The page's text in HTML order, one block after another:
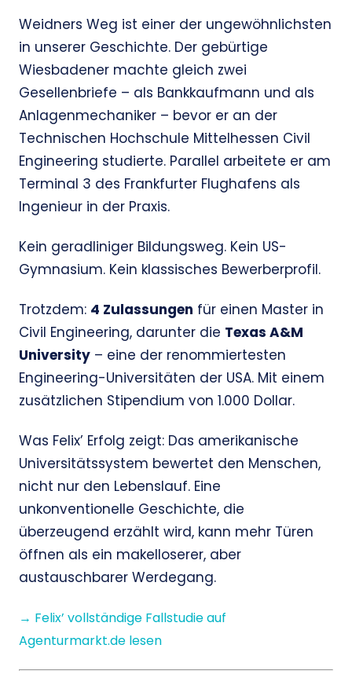
Weidners Weg ist einer der ungewöhnlichsten
in unserer Geschichte. Der gebürtige
Wiesbadener machte gleich zwei
Gesellenbriefe – als Bankkaufmann und als
Anlagenmechaniker – bevor er an der
Technischen Hochschule Mittelhessen Civil
Engineering studierte. Parallel arbeitete er am
Terminal 3 des Frankfurter Flughafens als
Ingenieur in der Praxis.
Kein geradliniger Bildungsweg. Kein US-
Gymnasium. Kein klassisches Bewerberprofil.
Trotzdem: 4 Zulassungen für einen Master in
Civil Engineering, darunter die Texas A&M
University – eine der renommiertesten
Engineering-Universitäten der USA. Mit einem
zusätzlichen Stipendium von 1.000 Dollar.
Was Felix’ Erfolg zeigt: Das amerikanische
Universitätssystem bewertet den Menschen,
nicht nur den Lebenslauf. Eine
unkonventionelle Geschichte, die
überzeugend erzählt wird, kann mehr Türen
öffnen als ein makelloserer, aber
austauschbarer Werdegang.
→ Felix’ vollständige Fallstudie auf
Agenturmarkt.de lesen